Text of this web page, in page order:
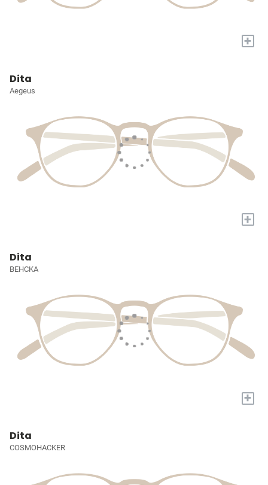
+
Dita
Aegeus
+
Dita
BEHCKA
+
Dita
COSMOHACKER